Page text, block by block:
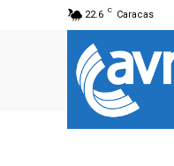
22.6 C Caracas